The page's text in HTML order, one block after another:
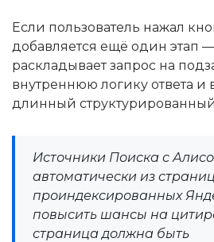
Если пользователь нажал
добавляется ещё один этап
раскладывает запрос на
внутреннюю логику ответа и
длинный структурированный
Источники Поиска с
автоматически из
проиндексированных
повысить шансы на
страница должна быть